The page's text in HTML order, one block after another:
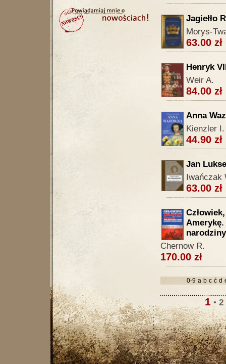
Jagiełło
Morys-
63.00 zł
Henryk
Weir A.
84.00 zł
Anna
Kienzler I.
44.90 zł
Jan
Iwańczak
63.00 zł
Chernow R.
170.00 zł
0-9 a b c ć d
1 • 2